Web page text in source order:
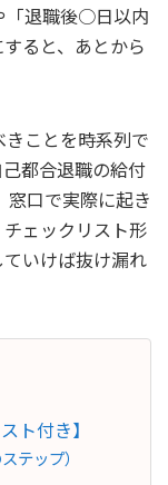
「退職後○日以内
ると、あとから
ことを時系列で
都合退職の給付
口で実際に起き
ェックリスト形
いけば抜け漏れ
ト付き】
テップ）